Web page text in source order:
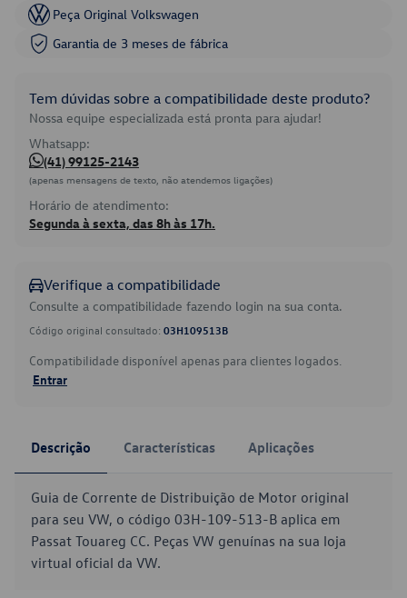
Peça Original Volkswagen
Garantia de 3 meses de fábrica
Tem dúvidas sobre a compatibilidade deste produto?
Nossa equipe especializada está pronta para ajudar!
Whatsapp:
(41) 99125-2143
(apenas mensagens de texto, não atendemos ligações)
Horário de atendimento:
Segunda à sexta, das 8h às 17h.
Verifique a compatibilidade
Consulte a compatibilidade fazendo login na sua conta.
Código original consultado: 03H109513B
Compatibilidade disponível apenas para clientes logados.
Entrar
Descrição Características Aplicações
Guia de Corrente de Distribuição de Motor original
para seu VW, o código 03H-109-513-B aplica em
Passat Touareg CC. Peças VW genuínas na sua loja
virtual oficial da VW.